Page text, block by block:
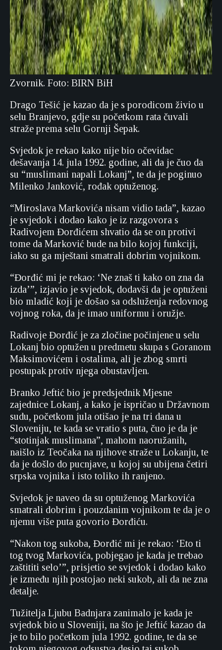
Zvornik. Foto: BIRN BiH
Drago Tešić je kazao da je s porodicom živio u
selu Branjevo, gdje su početkom rata čuvali
straže prema selu Gornji Šepak.
Svjedok je rekao kako nije bio očevidac
dešavanja 14. jula 1992. godine, ali da je čuo da
su “muslimani napali Lokanj”, te da je poginuo
Milenko Janković, rođak optuženog.
“Miroslava Markovića nisam vidio tada”, kazao
je svjedok i dodao kako je iz razgovora s
Radivojem Đorđićem shvatio da se on protivi
tome da Marković bude na bilo kojoj funkciji,
iako su ga mještani smatrali dobrim vojnikom.
“Đorđić mi je rekao: ‘Ne znaš ti kako on zna da
izda’”, izjavio je svjedok, dodavši da je optuženi
bio mladić koji je došao sa odsluženja redovnog
vojnog roka, da je imao uniformu i oružje.
Radivoje Đorđić je za zločine počinjene u selu
Lokanj bio optužen u predmetu skupa s Goranom
Maksimovićem i ostalima, ali je zbog smrti
postupak protiv njega obustavljen.
Branko Jeftić bio je predsjednik Mjesne
zajednice Lokanj, a kako je ispričao u Državnom
sudu, početkom jula otišao je na tri dana u
Sloveniju, te kada se vratio s puta, čuo je da je
“stotinjak muslimana”, mahom naoružanih,
naišlo iz Teočaka na njihove straže u Lokanju, te
da je došlo do pucnjave, u kojoj su ubijena četiri
srpska vojnika i isto toliko ih ranjeno.
Svjedok je naveo da su optuženog Markovića
smatrali dobrim i pouzdanim vojnikom te da je o
njemu više puta govorio Đorđiću.
“Nakon tog sukoba, Đorđić mi je rekao: ‘Eto ti
tog tvog Markovića, pobjegao je kada je trebao
zaštititi selo’”, prisjetio se svjedok i dodao kako
je između njih postojao neki sukob, ali da ne zna
detalje.
Tužitelja Ljubu Badnjara zanimalo je kada je
svjedok bio u Sloveniji, na što je Jeftić kazao da
je to bilo početkom jula 1992. godine, te da se